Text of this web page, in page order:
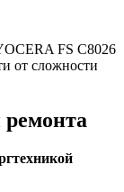
FS C8026
от сложности